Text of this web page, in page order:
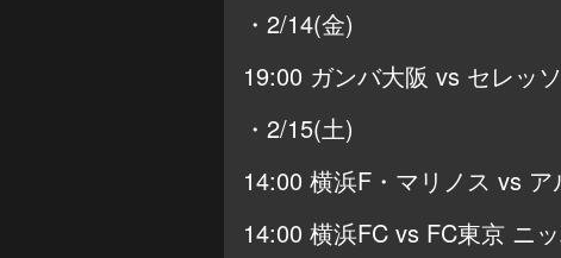
・2/14(金)
19:00 ガンバ大阪 vs セレッ
・2/15(土)
14:00 横浜F・マリノス vs
14:00 横浜FC vs FC東京 ニ